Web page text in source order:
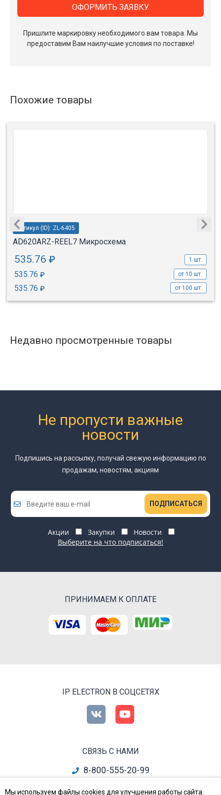
Пришлите маркировку необходимого вам товара. Мы
предоставим Вам наилучшие условия по поставке!
ОФОРМИТЬ ЗАЯВКУ
Похожие товары
Артикул (ID): ZL-6405
AD620ARZ-REEL7 Микросхема
535.76 ₽ 1 шт.
535.76 ₽ от 10 шт.
535.76 ₽ от 100 шт.
Недавно просмотренные товары
Не пропусти важные
новости
Подпишись на рассылку, получай свежую информацию по
продажам, новостям, акциям
ПОДПИСАТЬСЯ
Акции Закупки
Новости
Выберите на что подписаться!
ПРИНИМАЕМ К ОПЛАТЕ
IP ELECTRON В СОЦСЕТЯХ
СВЯЗЬ С НАМИ
8-800-555-20-99
info@ipelectron.ru
Мы используем файлы cookies для улучшения работы сайта.